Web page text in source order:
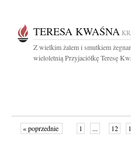
TERESA KWAŚNA
Z wielkim żalem i smutkiem
wieloletnią Przyjaciółkę Teresę
« poprzednie 1 ... 12